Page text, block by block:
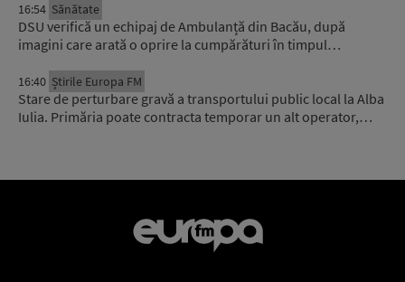
16:54 Sănătate
DSU verifică un echipaj de Ambulanță din Bacău, după
imagini care arată o oprire la cumpărături în timpul…
16:40 Știrile Europa FM
Stare de perturbare gravă a transportului public local la Alba
Iulia. Primăria poate contracta temporar un alt operator,…